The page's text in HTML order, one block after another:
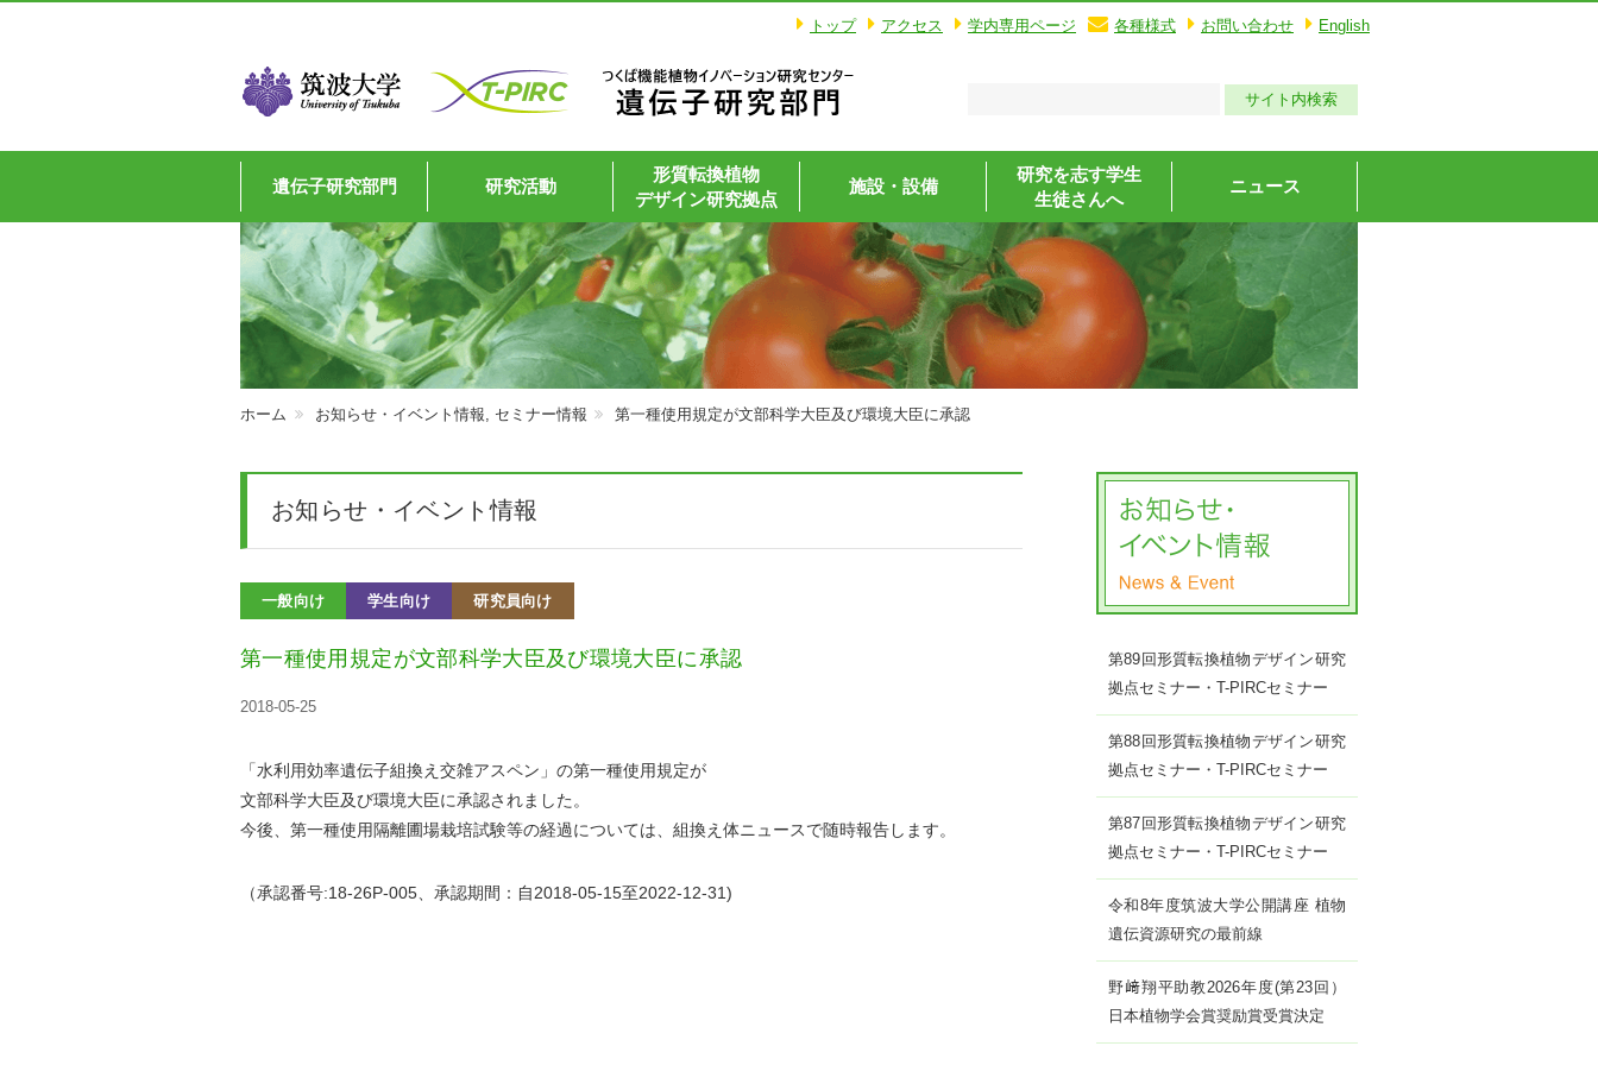
トップ アクセス 学内専用ページ 各種様式 お問い合わせ English
遺伝子研究部門 研究活動
形質転換植物
デザイン研究拠点
施設・設備
研究を志す学生
生徒さんへ
ニュース
ホーム お知らせ・イベント情報, セミナー情報 第一種使用規定が文部科学大臣及び環境大臣に承認
お知らせ・イベント情報
一般向け 学生向け 研究員向け
第一種使用規定が文部科学大臣及び環境大臣に承認
2018-05-25
「水利用効率遺伝子組換え交雑アスペン」の第一種使用規定が
文部科学大臣及び環境大臣に承認されました。
今後、第一種使用隔離圃場栽培試験等の経過については、組換え体ニュースで随時報告します。
（承認番号:18-26P-005、承認期間：自2018-05-15至2022-12-31)
第89回形質転換植物デザイン研究
拠点セミナー・T-PIRCセミナー
第88回形質転換植物デザイン研究
拠点セミナー・T-PIRCセミナー
第87回形質転換植物デザイン研究
拠点セミナー・T-PIRCセミナー
令和8年度筑波大学公開講座 植物
遺伝資源研究の最前線
野﨑翔平助教2026年度(第23回）
日本植物学会賞奨励賞受賞決定